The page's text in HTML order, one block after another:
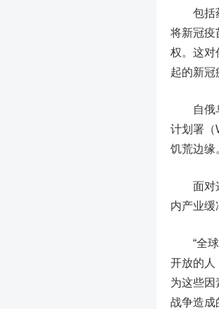
包括药
将新冠疫
权。这对
起的新冠
自俄乌
计划署（
饥荒边缘
面对这
内产业缓
“全球
开放的人
为这些因
战争造成